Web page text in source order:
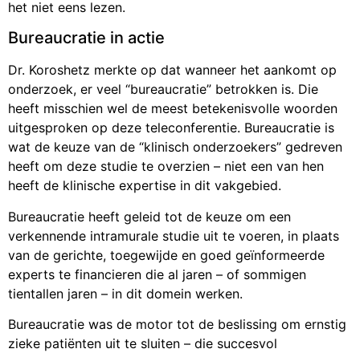
het niet eens lezen.
Bureaucratie in actie
Dr. Koroshetz merkte op dat wanneer het aankomt op
onderzoek, er veel “bureaucratie” betrokken is. Die
heeft misschien wel de meest betekenisvolle woorden
uitgesproken op deze teleconferentie. Bureaucratie is
wat de keuze van de “klinisch onderzoekers” gedreven
heeft om deze studie te overzien – niet een van hen
heeft de klinische expertise in dit vakgebied.
Bureaucratie heeft geleid tot de keuze om een
verkennende intramurale studie uit te voeren, in plaats
van de gerichte, toegewijde en goed geïnformeerde
experts te financieren die al jaren – of sommigen
tientallen jaren – in dit domein werken.
Bureaucratie was de motor tot de beslissing om ernstig
zieke patiënten uit te sluiten – die succesvol